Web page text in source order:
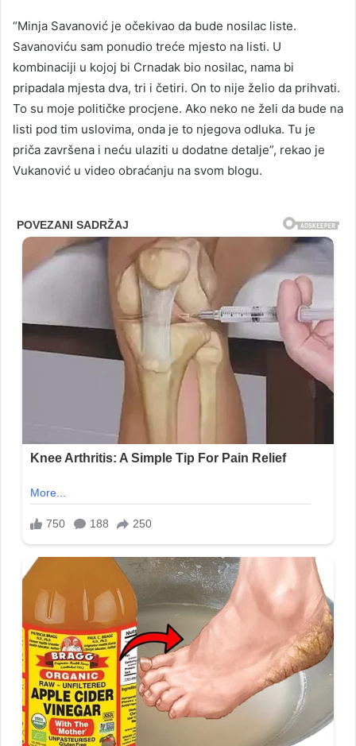
“Minja Savanović je očekivao da bude nosilac liste.
Savanoviću sam ponudio treće mjesto na listi. U
kombinaciji u kojoj bi Crnadak bio nosilac, nama bi
pripadala mjesta dva, tri i četiri. On to nije želio da prihvati.
To su moje političke procjene. Ako neko ne želi da bude na
listi pod tim uslovima, onda je to njegova odluka. Tu je
priča završena i neću ulaziti u dodatne detalje”, rekao je
Vukanović u video obraćanju na svom blogu.